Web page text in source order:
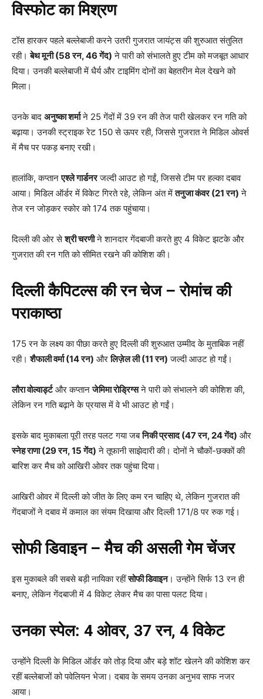
विस्फोट का मिश्रण
टॉस हारकर पहले बल्लेबाजी करने उतरी गुजरात जायंट्स की शुरुआत संतुलित
रही।बेथ मूनी (58रन, 46गेंद) ने पारी को संभालते हुए टीम को मजबूत आधार
दिया। उनकी बल्लेबाजी में धैर्य और टाइमिंग दोनों का बेहतरीन मेल देखने को
मिला।
उनके बाद अनुष्का शर्माने 25 गेंदों में 39 रन की तेज पारी खेलकर रन गति को
बढ़ाया। उनकी स्ट्राइक रेट 150 से ऊपर रही, जिससे गुजरात ने मिडिल ओवर्स
में मैच पर पकड़ बनाए रखी।
हालांकि, कप्तानएश्ले गार्डनरजल्दी आउट हो गईं, जिससे टीम पर हल्का दबाव
आया। मिडिल ऑर्डर में विकेट गिरते रहे, लेकिन अंत मेंतनुजा कंवर (21रन) ने
तेज रन जोड़कर स्कोर को 174 तक पहुंचाया।
दिल्ली की ओर सेश्री चरणीने शानदार गेंदबाजी करते हुए 4 विकेट झटके और
गुजरात की रन गति को सीमित रखने की कोशिश की।
दिल्ली कैपिटल्स की रन चेज – रोमांच की
पराकाष्ठा
175 रन के लक्ष्य का पीछा करते हुए दिल्ली की शुरुआत उम्मीद के मुताबिक नहीं
रही।शैफाली वर्मा (14रन) औरलिज़ेल ली (11रन) जल्दी आउट हो गईं।
लौरा वोल्वार्ड्टऔर कप्तानजेमिमा रोड्रिग्सने पारी को संभालने की कोशिश की,
लेकिन रन गति बढ़ाने के प्रयास में वे भी आउट हो गईं।
इसके बाद मुकाबला पूरी तरह पलट गया जबनिकी प्रसाद (47रन, 24गेंद) और
स्नेह राणा (29रन, 15गेंद) ने तूफानी साझेदारी की। दोनों ने चौकों-छक्कों की
बारिश कर मैच को आखिरी ओवर तक पहुंचा दिया।
आखिरी ओवर में दिल्ली को जीत के लिए कम रन चाहिए थे, लेकिन गुजरात की
गेंदबाजों ने दबाव में कमाल का संयम दिखाया और दिल्ली 171/8 पर रुक गई।
सोफी डिवाइन – मैच की असली गेम चेंजर
इस मुकाबले की सबसे बड़ी नायिका रहींसोफी डिवाइन। उन्होंने सिर्फ 13 रन ही
बनाए, लेकिन गेंदबाजी में 4 विकेट लेकर मैच का पासा पलट दिया।
उनका स्पेल: 4 ओवर, 37रन, 4विकेट
उन्होंने दिल्ली के मिडिल ऑर्डर को तोड़ दिया और बड़े शॉट खेलने की कोशिश कर
रहीं बल्लेबाजों को पवेलियन भेजा। दबाव के समय उनका अनुभव साफ नजर
आया।